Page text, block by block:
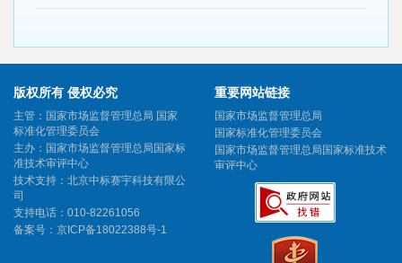
版权所有 侵权必究
主管：国家市场监督管理总局 国家
标准化管理委员会
主办：国家市场监督管理总局国家标
准技术审评中心
技术支持：北京中标赛宇科技有限公
司
支持电话：010-82261056
备案号： 京ICP备18022388号-1
重要网站链接
国家市场监督管理总局
国家标准化管理委员会
国家市场监督管理总局国家标准技术
审评中心